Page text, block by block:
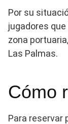
Por su
jugadores
zona
Las Palmas.
Cómo
Para reservar